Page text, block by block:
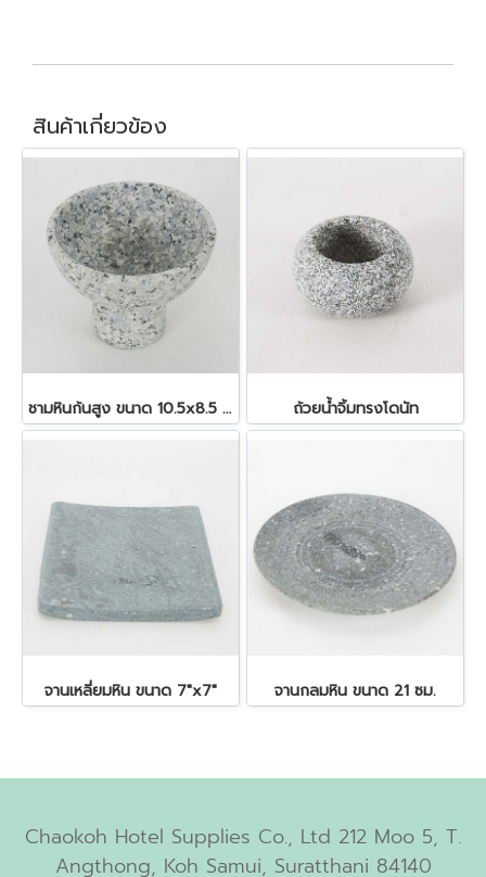
สินค้าเกี่ยวข้อง
ชามหินก้นสูง ขนาด 10.5x8.5 ซม. ถ้วยน้ำจิ้มทรงโดนัท
จานเหลี่ยมหิน ขนาด 7"x7" จานกลมหิน ขนาด 21 ซม.
Chaokoh Hotel Supplies Co., Ltd 212 Moo 5, T.
Angthong, Koh Samui, Suratthani 84140